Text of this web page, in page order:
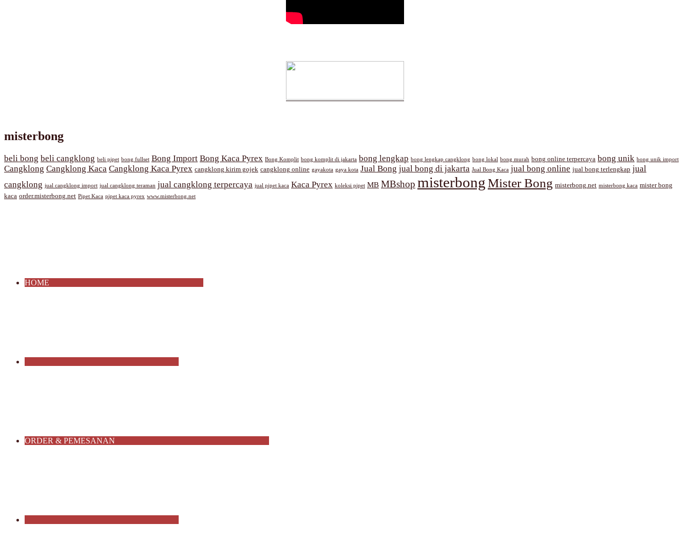
misterbong
beli bong beli cangklong beli pipet bong fullset Bong Import Bong Kaca Pyrex Bong Komplit bong komplit di jakarta bong lengkap bong lengkap cangklong bong lokal bong murah bong online terpercaya bong unik bong unik import
Cangklong Cangklong Kaca Cangklong Kaca Pyrex cangklong kirim gojek cangklong online gayakota gaya kota Jual Bong jual bong di jakarta Jual Bong Kaca jual bong online jual bong terlengkap jual
cangklong jual cangklong import jual cangklong teraman jual cangklong terpercaya jual pipet kaca Kaca Pyrex koleksi pipet MB MBshop misterbongMister Bong misterbong.net misterbong kaca mister bong
kaca order.misterbong.net Pipet Kaca pipet kaca pyrex www.misterbong.net
HOME
ORDER & PEMESANAN